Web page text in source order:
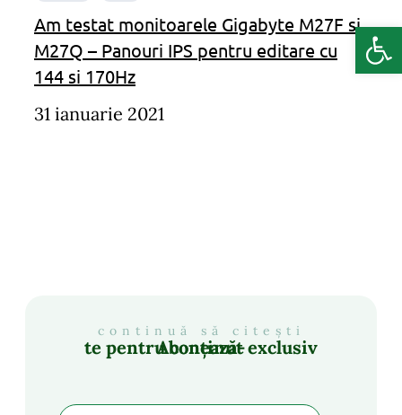
Am testat monitoarele Gigabyte M27F si
M27Q – Panouri IPS pentru editare cu
144 si 170Hz
31 ianuarie 2021
continuă să citești
Abonează-te pentru conținut exclusiv